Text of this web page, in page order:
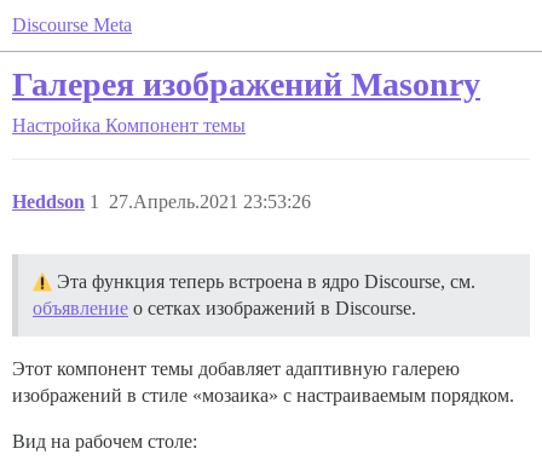
Discourse Meta
Галерея изображений Masonry
Настройка Компонент темы
Heddson 27.Апрель.2021 23:53:26
1
Эта функция теперь встроена в ядро Discourse, см.
объявление о сетках изображений в Discourse.
Этот компонент темы добавляет адаптивную галерею
изображений в стиле «мозаика» с настраиваемым порядком.
Вид на рабочем столе: